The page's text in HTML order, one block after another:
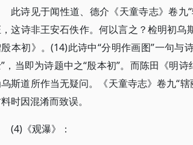
此诗见于闻性道、德介《天童寺志》卷九
这诗非王安石佚作。何以言之？检明初
本初》。(14)此诗中“分明作画图”一句与
，当即为诗题中之“殷本初”。而陈田《明
斯道所作当无疑问。《天童寺志》卷九“
时因混淆而致误。
(4)《观瀑》：